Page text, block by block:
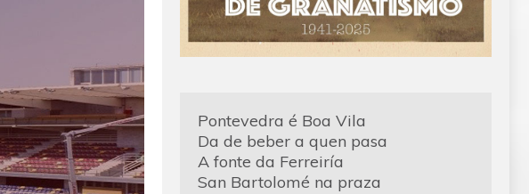
Pontevedra é Boa Vila
Da de beber a quen pasa
A fonte da Ferreiría
San Bartolomé na praza